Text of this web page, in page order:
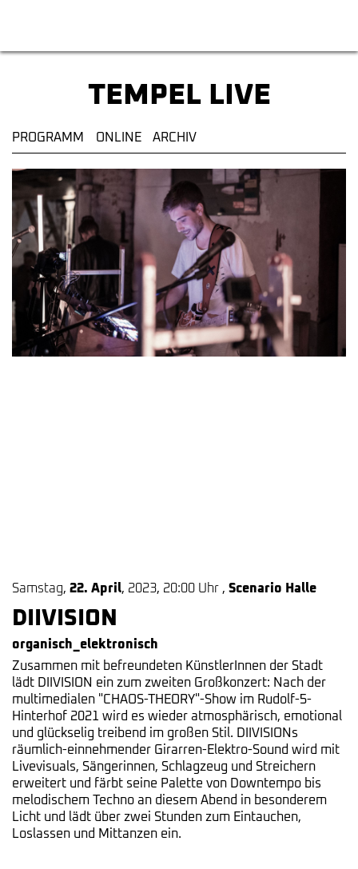
TEMPEL LIVE
PROGRAMM ONLINE ARCHIV
Samstag, 22. April, 2023, 20:00 Uhr , Scenario Halle
DIIVISION
organisch_elektronisch
Zusammen mit befreundeten KünstlerInnen der Stadt
lädt DIIVISION ein zum zweiten Großkonzert: Nach der
multimedialen "CHAOS-THEORY"-Show im Rudolf-5-
Hinterhof 2021 wird es wieder atmosphärisch, emotional
und glückselig treibend im großen Stil. DIIVISIONs
räumlich-einnehmender Girarren-Elektro-Sound wird mit
Livevisuals, Sängerinnen, Schlagzeug und Streichern
erweitert und färbt seine Palette von Downtempo bis
melodischem Techno an diesem Abend in besonderem
Licht und lädt über zwei Stunden zum Eintauchen,
Loslassen und Mittanzen ein.